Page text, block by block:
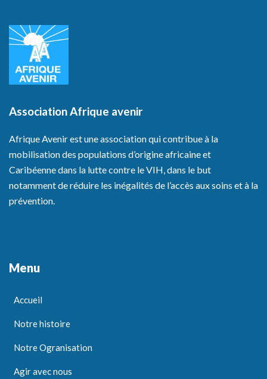
Association Afrique avenir
Afrique Avenir est une association qui contribue à la
mobilisation des populations d’origine africaine et
Caribéenne dans la lutte contre le VIH, dans le but
notamment de réduire les inégalités de l’accès aux soins et à la
prévention.
Menu
Accueil
Notre histoire
Notre Ogranisation
Agir avec nous